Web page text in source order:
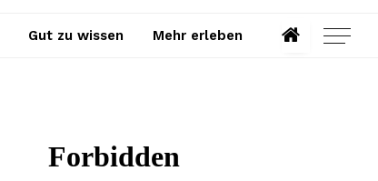
Gut zu wissen Mehr erleben